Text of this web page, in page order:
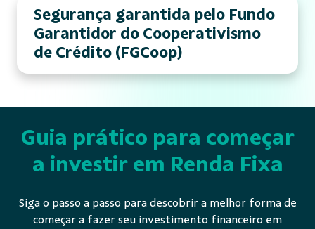
Segurança garantida pelo Fundo
Garantidor do Cooperativismo
de Crédito (FGCoop)
Guia prático para começar
a investir em Renda Fixa
Siga o passo a passo para descobrir a melhor forma de
começar a fazer seu investimento financeiro em